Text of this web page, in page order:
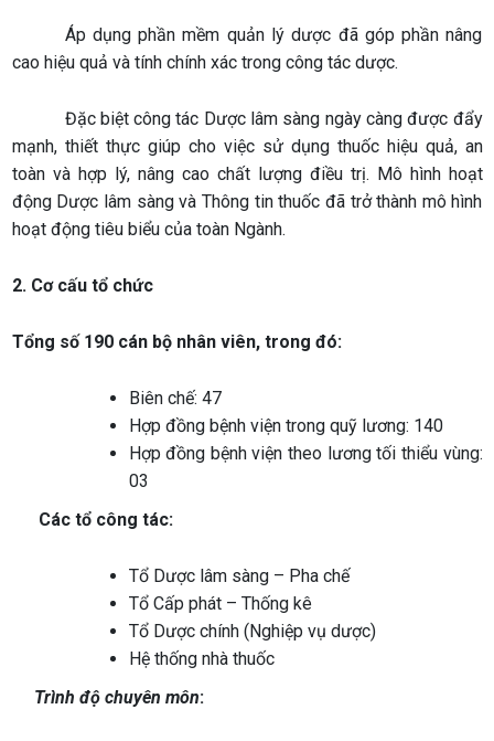
Áp dụng phần mềm quản lý dược đã góp phần nâng
cao hiệu quả và tính chính xác trong công tác dược.
Đặc biệt công tác Dược lâm sàng ngày càng được đẩy
mạnh, thiết thực giúp cho việc sử dụng thuốc hiệu quả, an
toàn và hợp lý, nâng cao chất lượng điều trị. Mô hình hoạt
động Dược lâm sàng và Thông tin thuốc đã trở thành mô hình
hoạt động tiêu biểu của toàn Ngành.
2. Cơ cấu tổ chức
Tổng số 190 cán bộ nhân viên, trong đó:
Biên chế: 47
Hợp đồng bệnh viện trong quỹ lương: 140
Hợp đồng bệnh viện theo lương tối thiểu vùng:
03
Các tổ công tác:
Tổ Dược lâm sàng – Pha chế
Tổ Cấp phát – Thống kê
Tổ Dược chính (Nghiệp vụ dược)
Hệ thống nhà thuốc
Trình độ chuyên môn: